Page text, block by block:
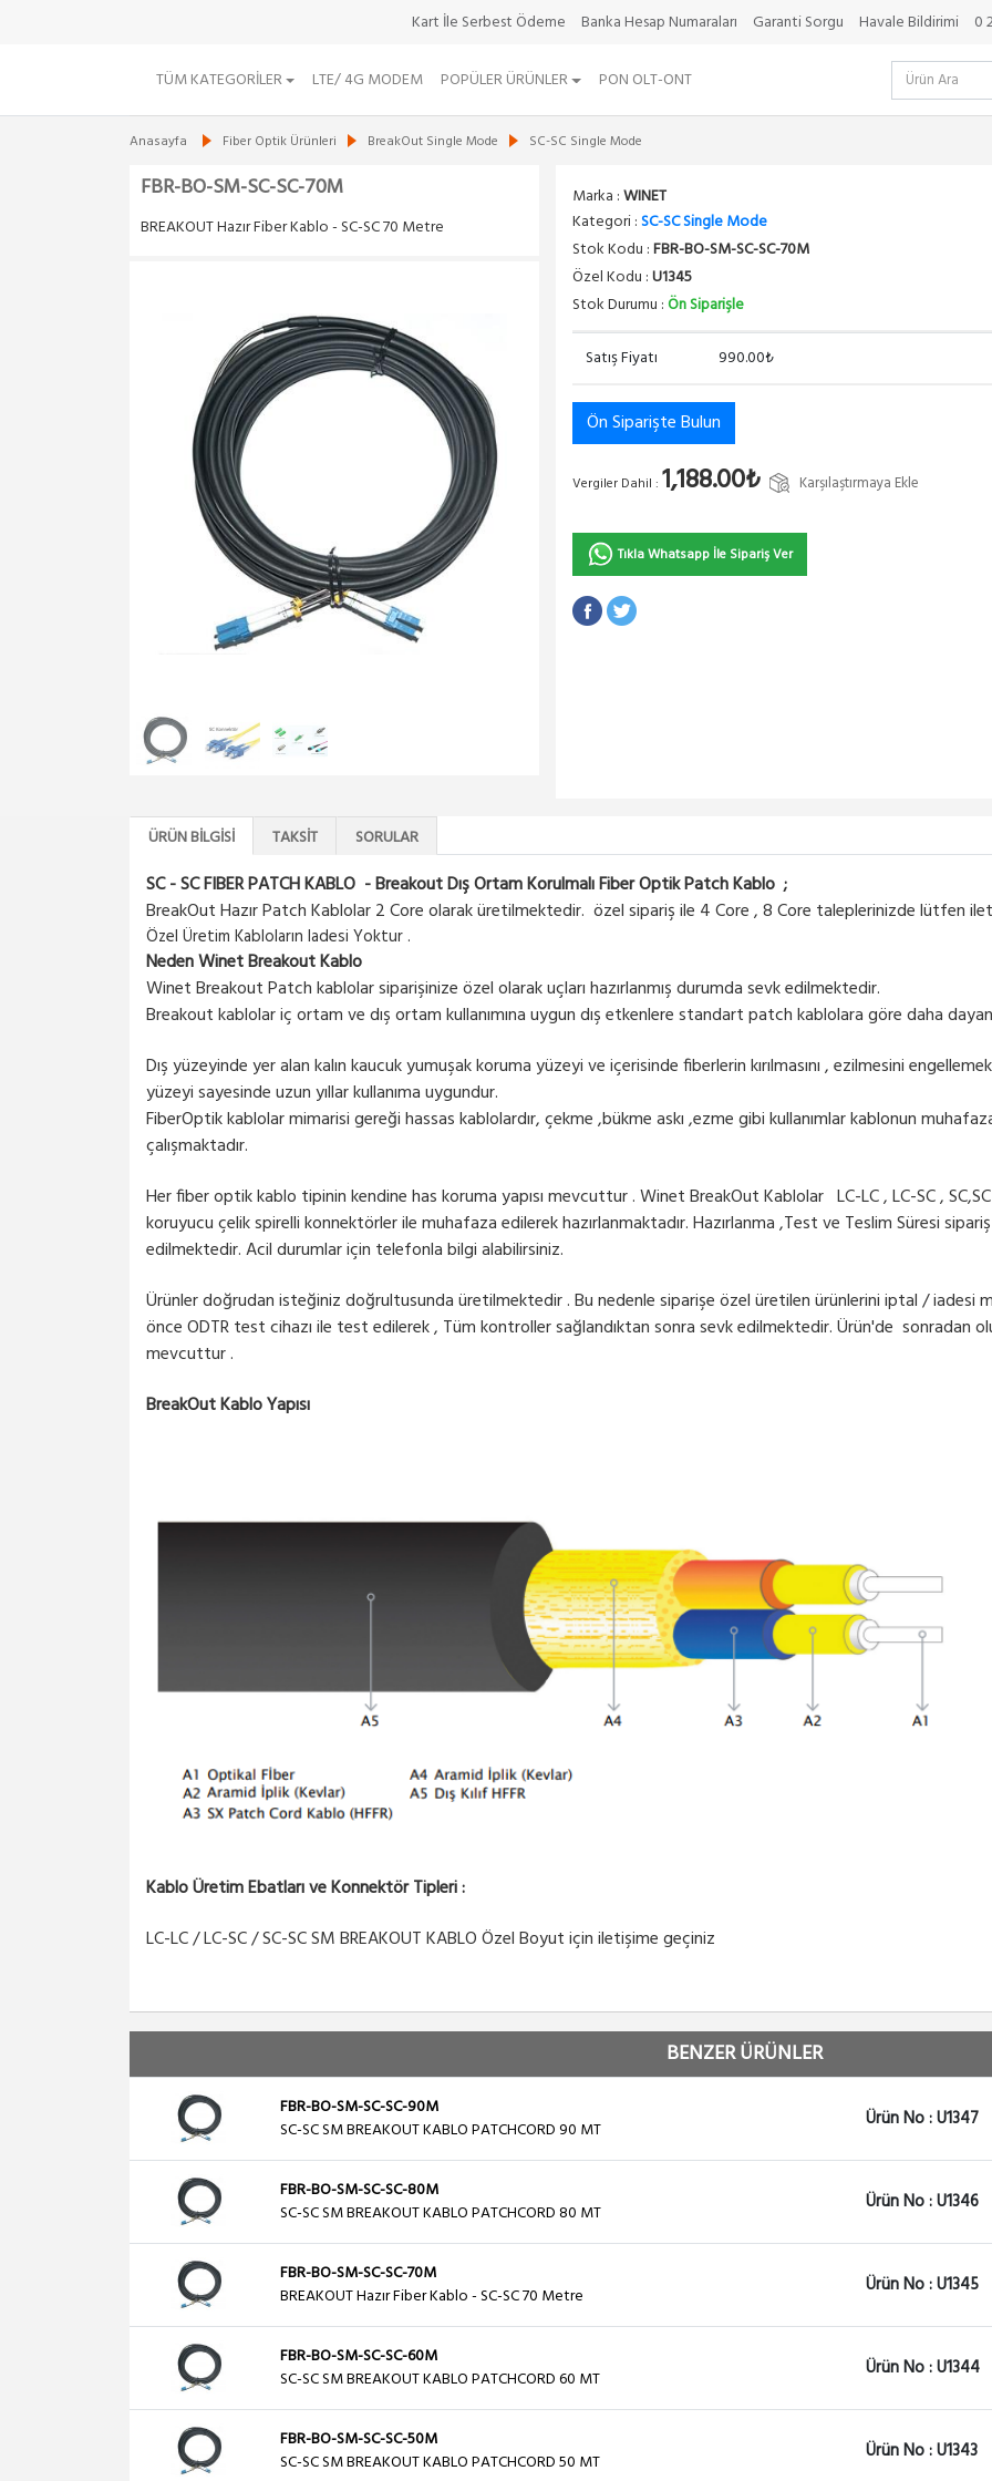
Kart İle Serbest Ödeme Banka Hesap Numaraları Garanti Sorgu Havale Bildirimi 0
TÜM KATEGORILER LTE/ 4G MODEM POPÜLER ÜRÜNLER PON OLT-ONT
Anasayfa Fiber Optik Ürünleri BreakOut Single Mode SC-SC Single Mode
FBR-BO-SM-SC-SC-70M
BREAKOUT Hazır Fiber Kablo - SC-SC 70 Metre
Marka :WINET
Kategori :SC-SC Single Mode
Stok Kodu :FBR-BO-SM-SC-SC-70M
Özel Kodu :U1345
Stok Durumu :Ön Siparişle
Satış Fiyatı 990.00₺
Ön Siparişte Bulun
Vergiler Dahil : 1,188.00₺ Karşılaştırmaya Ekle
Tıkla Whatsapp İle Sipariş Ver
ÜRÜN BILGISI TAKSIT SORULAR
SC - SC FIBER PATCH KABLO - Breakout Dış Ortam Korulmalı Fiber Optik Patch Kablo ;
BreakOut Hazır Patch Kablolar 2 Core olarak üretilmektedir. özel sipariş ile 4 Core , 8 Core taleplerinizde lütfen
Özel Üretim Kabloların Iadesi Yoktur .
Neden Winet Breakout Kablo
Winet Breakout Patch kablolar siparişinize özel olarak uçları hazırlanmış durumda sevk edilmektedir.
Breakout kablolar iç ortam ve dış ortam kullanımına uygun dış etkenlere standart patch kablolara göre daha
Dış yüzeyinde yer alan kalın kaucuk yumuşak koruma yüzeyi ve içerisinde fiberlerin kırılmasını , ezilmesini
yüzeyi sayesinde uzun yıllar kullanıma uygundur.
FiberOptik kablolar mimarisi gereği hassas kablolardır, çekme ,bükme askı ,ezme gibi kullanımlar kablonun
çalışmaktadır.
Her fiber optik kablo tipinin kendine has koruma yapısı mevcuttur . Winet BreakOut Kablolar LC-LC , LC-SC ,
koruyucu çelik spirelli konnektörler ile muhafaza edilerek hazırlanmaktadır. Hazırlanma ,Test ve Teslim Süresi
edilmektedir. Acil durumlar için telefonla bilgi alabilirsiniz.
Ürünler doğrudan isteğiniz doğrultusunda üretilmektedir . Bu nedenle siparişe özel üretilen ürünlerini iptal / iadesi
önce ODTR test cihazı ile test edilerek , Tüm kontroller sağlandıktan sonra sevk edilmektedir. Ürün'de sonradan
mevcuttur .
BreakOut Kablo Yapısı
Kablo Üretim Ebatları ve Konnektör Tipleri :
LC-LC / LC-SC / SC-SC SM BREAKOUT KABLO Özel Boyut için iletişime geçiniz
BENZER ÜRÜNLER
FBR-BO-SM-SC-SC-90M
SC-SC SM BREAKOUT KABLO PATCHCORD 90 MT
Ürün No : U1347
FBR-BO-SM-SC-SC-80M
SC-SC SM BREAKOUT KABLO PATCHCORD 80 MT
Ürün No : U1346
FBR-BO-SM-SC-SC-70M
BREAKOUT Hazır Fiber Kablo - SC-SC 70 Metre
Ürün No : U1345
FBR-BO-SM-SC-SC-60M
SC-SC SM BREAKOUT KABLO PATCHCORD 60 MT
Ürün No : U1344
FBR-BO-SM-SC-SC-50M
SC-SC SM BREAKOUT KABLO PATCHCORD 50 MT
Ürün No : U1343